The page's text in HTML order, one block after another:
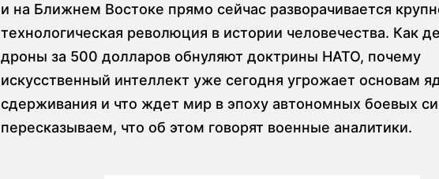
и на Ближнем Востоке прямо сейчас разворачивается
технологическая революция в истории человечества. Как
дроны за 500 долларов обнуляют доктрины НАТО, почему
искусственный интеллект уже сегодня угрожает основам
сдерживания и что ждет мир в эпоху автономных боевых
пересказываем, что об этом говорят военные аналитики.